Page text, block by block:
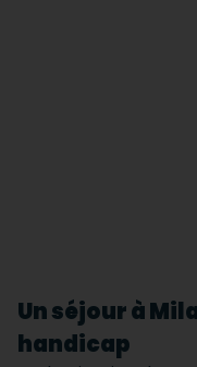
Un séjour à
handicap